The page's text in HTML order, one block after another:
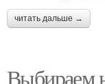
читать дальше →
Выбираем